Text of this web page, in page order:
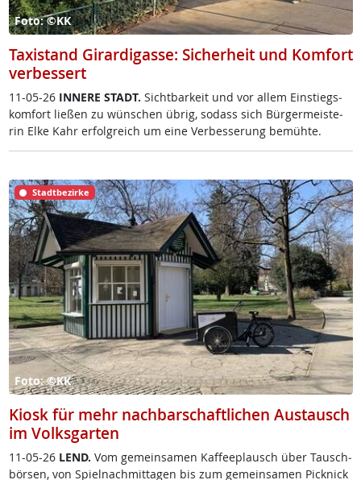
Foto: ©KK
Taxistand Girardigasse: Sicherheit und Komfort
verbessert
11-05-26 IN­NE­RE STADT. Sicht­bar­keit und vor al­lem Ein­s­tiegs­
kom­fort lie­ßen zu wün­schen üb­rig, so­dass sich Bür­ger­meis­te­
rin El­ke Kahr er­folg­reich um ei­ne Ver­bes­se­rung be­müh­te.
Stadtbezirke
Foto: ©KK
Kiosk für mehr nachbarschaftlichen Austausch
im Volksgarten
11-05-26 LEND. Vom ge­mein­sa­men Kaf­fee­plausch über Tausch­
bör­sen, von Spiel­nach­mit­ta­gen bis zum ge­mein­sa­men Pick­nick